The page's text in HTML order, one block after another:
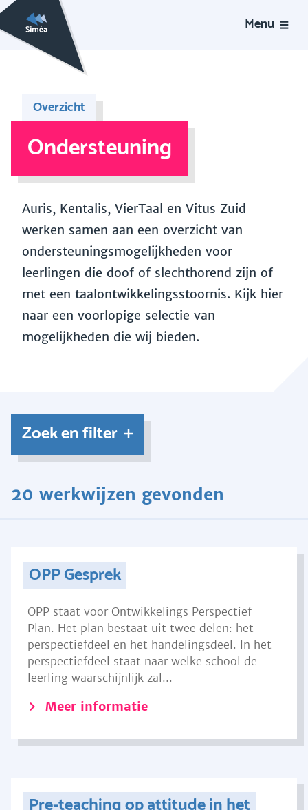
Menu
Overzicht
Ondersteuning
Auris, Kentalis, VierTaal en Vitus Zuid
werken samen aan een overzicht van
ondersteuningsmogelijkheden voor
leerlingen die doof of slechthorend zijn of
met een taalontwikkelingsstoornis. Kijk hier
naar een voorlopige selectie van
mogelijkheden die wij bieden.
Zoek en filter
20 werkwijzen gevonden
OPP Gesprek
OPP staat voor Ontwikkelings Perspectief
Plan. Het plan bestaat uit twee delen: het
perspectiefdeel en het handelingsdeel. In het
perspectiefdeel staat naar welke school de
leerling waarschijnlijk zal...
Meer informatie